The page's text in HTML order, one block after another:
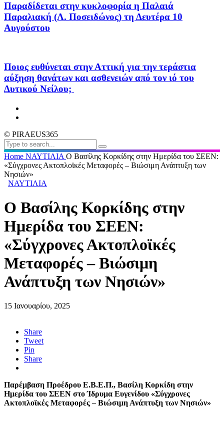
Παραδίδεται στην κυκλοφορία η Παλαιά
Παραλιακή (Λ. Ποσειδώνος) τη Δευτέρα 10
Αυγούστου
Ποιος ευθύνεται στην Αττική για την τεράστια
αύξηση θανάτων και ασθενειών από τον ιό του
Δυτικού Νείλου;
© PIRAEUS365
Home ΝΑΥΤΙΛΙΑ Ο Βασίλης Κορκίδης στην Ημερίδα του ΣΕΕΝ:
«Σύγχρονες Ακτοπλοϊκές Μεταφορές – Βιώσιμη Ανάπτυξη των
Νησιών»
ΝΑΥΤΙΛΙΑ
Ο Βασίλης Κορκίδης στην
Ημερίδα του ΣΕΕΝ:
«Σύγχρονες Ακτοπλοϊκές
Μεταφορές – Βιώσιμη
Ανάπτυξη των Νησιών»
15 Ιανουαρίου, 2025
Share
Tweet
Pin
Share
Παρέμβαση Προέδρου Ε.Β.Ε.Π., Βασίλη Κορκίδη στην
Ημερίδα του ΣΕΕΝ στο Ίδρυμα Ευγενίδου «Σύγχρονες
Ακτοπλοϊκές Μεταφορές – Βιώσιμη Ανάπτυξη των Νησιών»